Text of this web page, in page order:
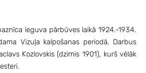
ieguva pārbūves laikā 1924.-1934.
Vizuļa kalpošanas periodā. Darbus
Kozlovskis (dzimis 1901), kurš vēlāk